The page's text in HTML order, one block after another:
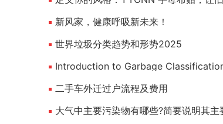
新风家，健康呼吸新未来！
世界垃圾分类趋势和形势2025
二手车外迁过户流程及费用